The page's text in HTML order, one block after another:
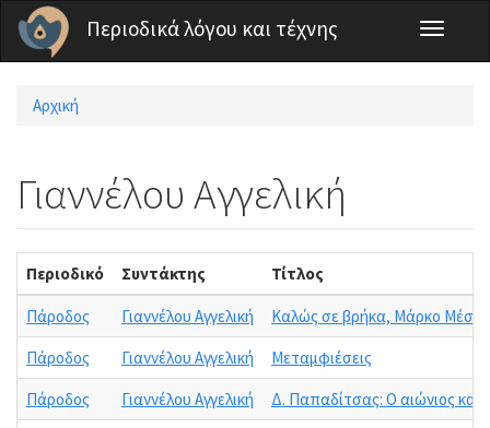
Παράκαμψη προς το κυρίως περιεχόμενο
Περιοδικά λόγου και τέχνης
Toggle
Είστε εδώ
Αρχική
Γιαννέλου Αγγελική
Περιοδικό Συντάκτης Τίτλος
Πάροδος Γιαννέλου Αγγελική
Καλώς σε βρήκα, Μάρκο Μέσκο
Πάροδος
Γιαννέλου Αγγελική
Μεταμφιέσεις
Πάροδος
Γιαννέλου Αγγελική
Δ. Παπαδίτσας: Ο αιώνιος και